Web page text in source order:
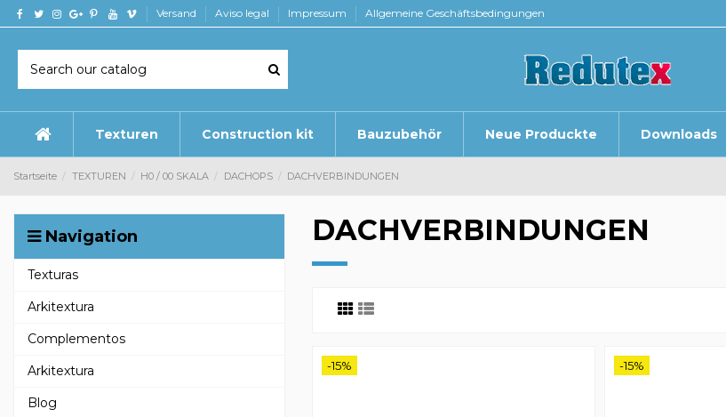
Versand Aviso legal Impressum Allgemeine Geschäftsbedingungen
Texturen Construction kit Bauzubehör Neue Produckte Downloads
Startseite TEXTUREN H0 / 00 SKALA DACHOPS DACHVERBINDUNGEN
DACHVERBINDUNGEN
-15% -15%
Navigation
Texturas
Arkitextura
Complementos
Arkitextura
Blog